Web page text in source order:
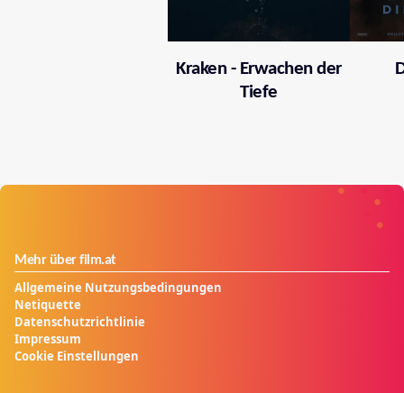
Kraken - Erwachen der
Tiefe
Mehr über film.at
Allgemeine Nutzungsbedingungen
Netiquette
Datenschutzrichtlinie
Impressum
Cookie Einstellungen